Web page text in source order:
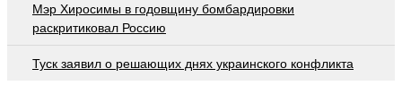
Мэр Хиросимы в годовщину бомбардировки
раскритиковал Россию
Туск заявил о решающих днях украинского конфликта